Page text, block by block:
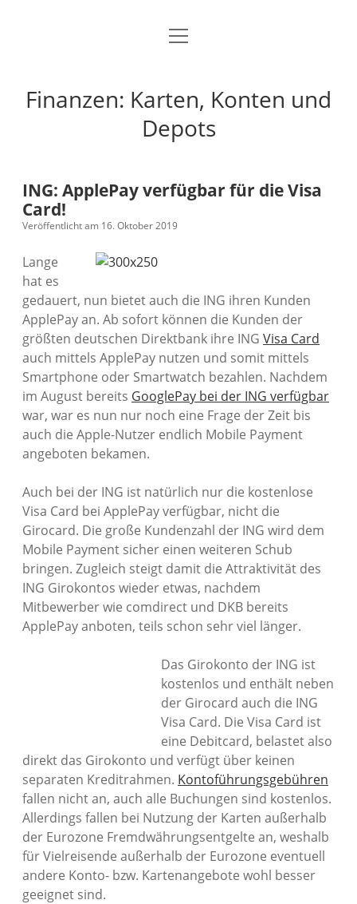
Startseite
kostenloses Girokonto
Kostenloses Gehaltskonto
Schwarze Kreditkarte
Gratis Kreditkarte
American Express kostenlos
Kostenlose Visacard
Datenschutzerklärung
Impressum
Menü
Finanzen: Karten, Konten und
Depots
ING: ApplePay verfügbar für die Visa
Card!
Veröffentlicht am 16. Oktober 2019
Lange
hat es
gedauert, nun bietet auch die ING ihren Kunden
ApplePay an. Ab sofort können die Kunden der
größten deutschen Direktbank ihre ING Visa Card
auch mittels ApplePay nutzen und somit mittels
Smartphone oder Smartwatch bezahlen. Nachdem
im August bereits GooglePay bei der ING verfügbar
war, war es nun nur noch eine Frage der Zeit bis
auch die Apple-Nutzer endlich Mobile Payment
angeboten bekamen.
Auch bei der ING ist natürlich nur die kostenlose
Visa Card bei ApplePay verfügbar, nicht die
Girocard. Die große Kundenzahl der ING wird dem
Mobile Payment sicher einen weiteren Schub
bringen. Zugleich steigt damit die Attraktivität des
ING Girokontos wieder etwas, nachdem
Mitbewerber wie comdirect und DKB bereits
ApplePay anboten, teils schon sehr viel länger.
Das Girokonto der ING ist
kostenlos und enthält neben
der Girocard auch die ING
Visa Card. Die Visa Card ist
eine Debitcard, belastet also
direkt das Girokonto und verfügt über keinen
separaten Kreditrahmen. Kontoführungsgebühren
fallen nicht an, auch alle Buchungen sind kostenlos.
Allerdings fallen bei Nutzung der Karten außerhalb
der Eurozone Fremdwährungsentgelte an, weshalb
für Vielreisende außerhalb der Eurozone eventuell
andere Konto- bzw. Kartenangebote wohl besser
geeignet sind.